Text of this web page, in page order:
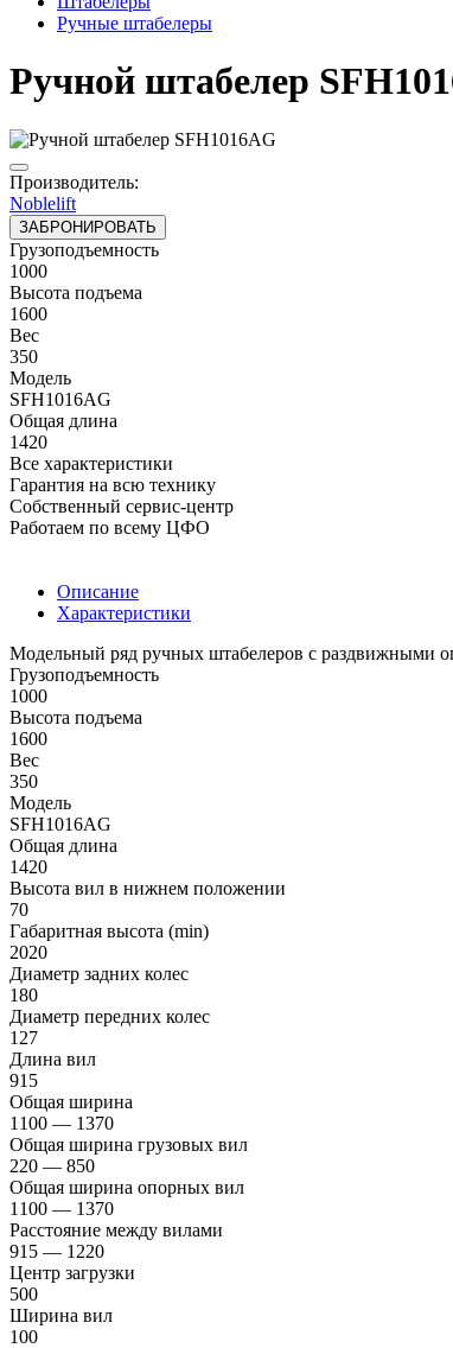
Ручные штабелеры
Ручной штабелер
Производитель:
Noblelift
ЗАБРОНИРОВАТЬ
Грузоподъемность
1000
Высота подъема
1600
Вес
350
Модель
SFH1016AG
Общая длина
1420
Все характеристики
Гарантия на всю технику
Собственный сервис-центр
Работаем по всему ЦФО
Описание
Характеристики
Модельный ряд ручных штабелеров с раздвижными
Грузоподъемность
1000
Высота подъема
1600
Вес
350
Модель
SFH1016AG
Общая длина
1420
Высота вил в нижнем положении
70
Габаритная высота (min)
2020
Диаметр задних колес
180
Диаметр передних колес
127
Длина вил
915
Общая ширина
1100 — 1370
Общая ширина грузовых вил
220 — 850
Общая ширина опорных вил
1100 — 1370
Расстояние между вилами
915 — 1220
Центр загрузки
500
Ширина вил
100